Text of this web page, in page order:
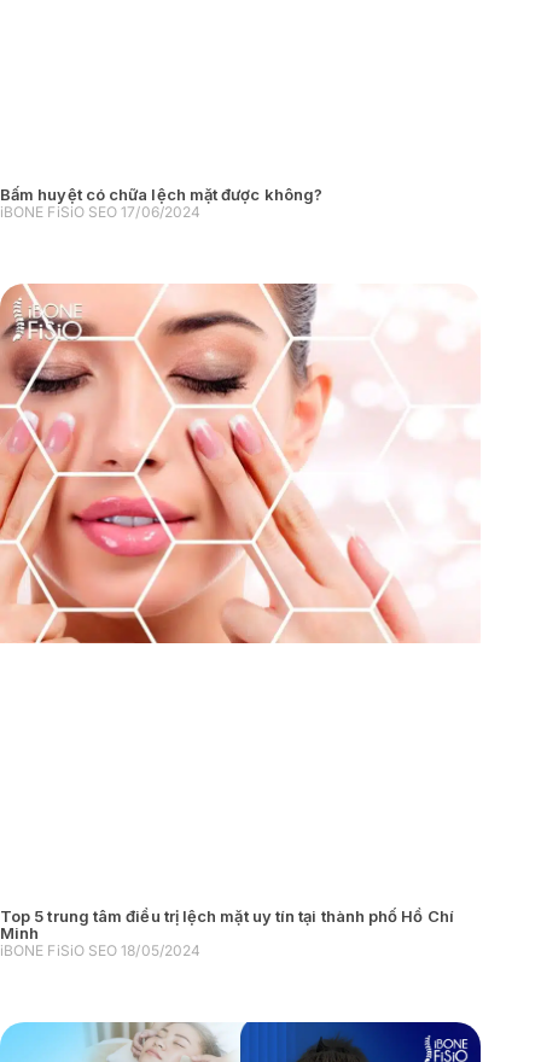
Bấm huyệt có chữa lệch mặt được không?
iBONE FiSiO SEO17/06/2024
Top 5 trung tâm điều trị lệch mặt uy tín tại thành phố Hồ Chí
Minh
iBONE FiSiO SEO18/05/2024